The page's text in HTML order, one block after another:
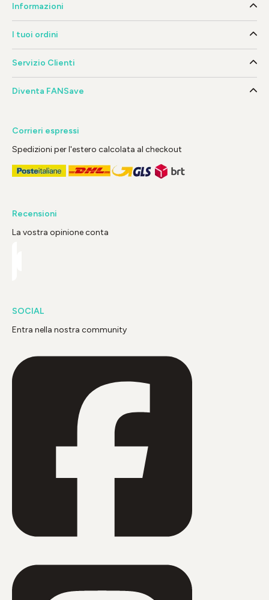
Informazioni
I tuoi ordini
Servizio Clienti
Diventa FANSave
Corrieri espressi
Spedizioni per l'estero calcolata al checkout
Recensioni
La vostra opinione conta
SOCIAL
Entra nella nostra community